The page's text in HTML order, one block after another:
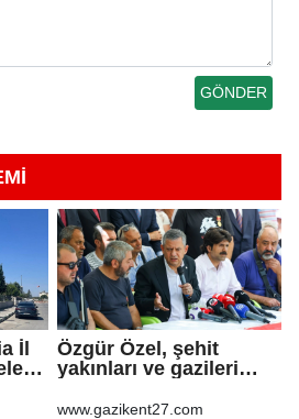
İl
Özgür Özel, şehit
yakınları ve gazileri
www.gazikent27.com